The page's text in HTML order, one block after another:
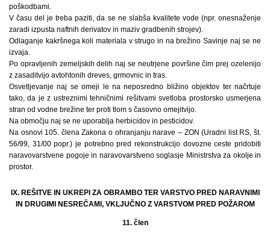
poškodbami.
V času del je treba paziti, da se ne slabša kvalitete vode (npr. onesnaženje
zaradi izpusta naftnih derivatov in maziv gradbenih strojev).
Odlaganje kakršnega koli materiala v strugo in na brežino Savinje naj se ne
izvaja.
Po opravljenih zemeljskih delih naj se neutrjene površine čim prej ozelenijo
z zasaditvijo avtohtonih dreves, grmovnic in tras.
Osvetljevanje naj se omeji le na neposredno bližino objektov ter načrtuje
tako, da je z ustreznimi tehničnimi rešitvami svetloba prostorsko usmerjena
stran od vodne brežine ter proti tlom s časovno omejitvijo.
Na območju naj se ne uporablja herbicidov in pesticidov.
Na osnovi 105. člena Zakona o ohranjanju narave – ZON (Uradni list RS, št.
56/99, 31/00 popr.) je potrebno pred rekonstrukcijo dovozne ceste pridobiti
naravovarstvene pogoje in naravovarstveno soglasje Ministrstva za okolje in
prostor.
IX. REŠITVE IN UKREPI ZA OBRAMBO TER VARSTVO PRED NARAVNIMI
IN DRUGIMI NESREČAMI, VKLJUČNO Z VARSTVOM PRED POŽAROM
11. člen